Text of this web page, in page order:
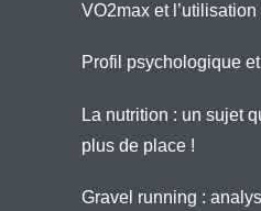
VO2max et
Profil psychologique
La nutrition : un sujet
plus de place !
Gravel running :